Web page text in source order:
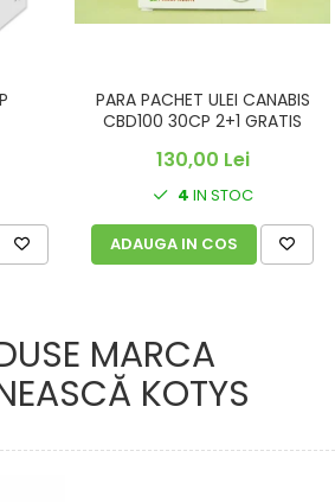
PARA PACHET ULEI CANABIS
CBD100 30CP 2+1 GRATIS
130,00 Lei
4 IN STOC
ADAUGA IN COS
MARCA
KOTYS